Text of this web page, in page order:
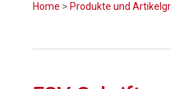
Home > Produkte und